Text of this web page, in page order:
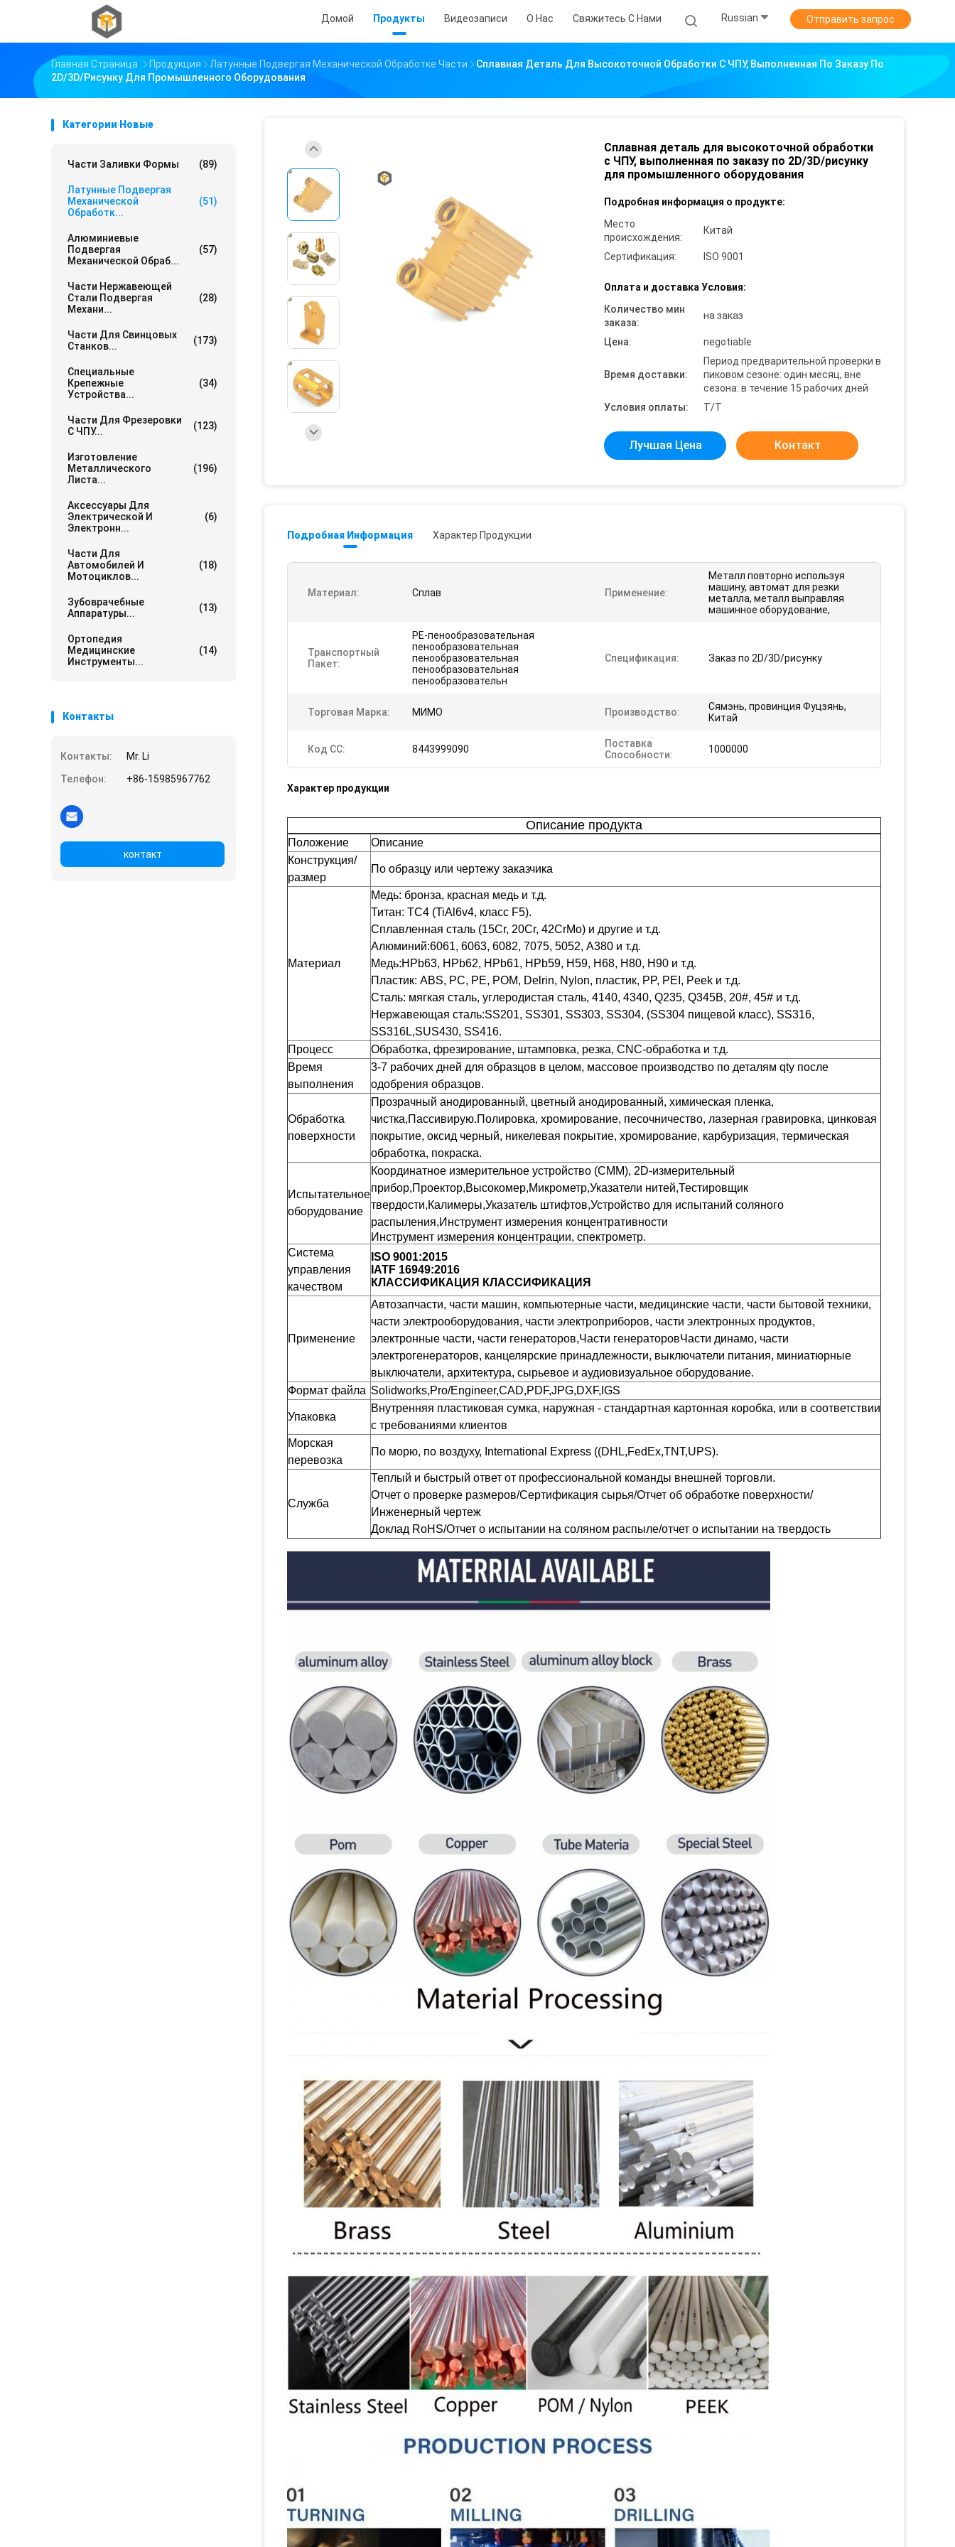
Домой Продукты Видеозаписи О Нас Свяжитесь С Нами Russian Отправить запрос
Главная Страница Продукция Латунные Подвергая Механической Обработке Части
Сплавная Деталь Для Высокоточной Обработки С ЧПУ, Выполненная По Заказу По
2D/3D/рисунку Для Промышленного Оборудования
Категории Новые
Части Заливки Формы (89)
Латунные Подвергая
Механической
Обработк...
(51)
Алюминиевые
Подвергая
Механической Обраб...
(57)
Части Нержавеющей
Стали Подвергая
Механи...
(28)
Части Для Свинцовых
Станков...
(173)
Специальные
Крепежные
Устройства...
(34)
Части Для Фрезеровки
С ЧПУ...
(123)
Изготовление
Металлического
Листа...
(196)
Аксессуары Для
Электрической И
Электронн...
(6)
Части Для
Автомобилей И
Мотоциклов...
(18)
Зубоврачебные
Аппаратуры...
(13)
Ортопедия
Медицинские
Инструменты...
(14)
Контакты
Контакты:
Mr. Li
Телефон:
+86-15985967762
контакт
Сплавная деталь для высокоточной обработки
с ЧПУ, выполненная по заказу по 2D/3D/рисунку
для промышленного оборудования
Подробная информация о продукте:
Место
происхождения:
Китай
Сертификация: ISO 9001
Оплата и доставка Условия:
Количество мин
заказа:
на заказ
Цена: negotiable
Время доставки:
Период предварительной проверки в
пиковом сезоне: один месяц, вне
сезона: в течение 15 рабочих дней
Условия оплаты:
T/T
Лучшая Цена Контакт
Подробная Информация Характер Продукции
Материал: Сплав Применение:
Металл повторно используя
машину, автомат для резки
металла, металл выправляя
машинное оборудование,
Транспортный
Пакет:
PE-пенообразовательная
пенообразовательная
пенообразовательная
пенообразовательная
пенообразовательн
Спецификация: Заказ по 2D/3D/рисунку
Торговая Марка: МИМО Производство:
Сямэнь, провинция Фуцзянь,
Китай
Код СС: 8443999090
Поставка
Способности:
1000000
Характер продукции
Описание продукта
Положение
Описание
Конструкция/
размер
По образцу или чертежу заказчика
Материал
Медь: бронза, красная медь и т.д.
Титан: TC4 (TiAl6v4, класс F5).
Сплавленная сталь (15Cr, 20Cr, 42CrMo) и другие и т.д.
Алюминий:6061, 6063, 6082, 7075, 5052, A380 и т.д.
Медь:HPb63, HPb62, HPb61, HPb59, H59, H68, H80, H90 и т.д.
Пластик: ABS, PC, PE, POM, Delrin, Nylon, пластик, PP, PEI, Peek и т.д.
Сталь: мягкая сталь, углеродистая сталь, 4140, 4340, Q235, Q345B, 20#, 45# и т.д.
Нержавеющая сталь:SS201, SS301, SS303, SS304, (SS304 пищевой класс), SS316,
SS316L,SUS430, SS416.
Процесс
Обработка, фрезирование, штамповка, резка, CNC-обработка и т.д.
Время
выполнения
3-7 рабочих дней для образцов в целом, массовое производство по деталям qty после
одобрения образцов.
Обработка
поверхности
Прозрачный анодированный, цветный анодированный, химическая пленка,
чистка,Пассивирую.Полировка, хромирование, песочничество, лазерная гравировка, цинковая
покрытие, оксид черный, никелевая покрытие, хромирование, карбуризация, термическая
обработка, покраска.
Испытательное
оборудование
Координатное измерительное устройство (CMM), 2D-измерительный
прибор,Проектор,Высокомер,Микрометр,Указатели нитей,Тестировщик
твердости,Калимеры,Указатель штифтов,Устройство для испытаний соляного
распыления,Инструмент измерения концентративности
Инструмент измерения концентрации, спектрометр.
Система
управления
качеством
ISO 9001:2015
IATF 16949:2016
КЛАССИФИКАЦИЯ КЛАССИФИКАЦИЯ
Применение
Автозапчасти, части машин, компьютерные части, медицинские части, части бытовой техники,
части электрооборудования, части электроприборов, части электронных продуктов,
электронные части, части генераторов,Части генераторовЧасти динамо, части
электрогенераторов, канцелярские принадлежности, выключатели питания, миниатюрные
выключатели, архитектура, сырьевое и аудиовизуальное оборудование.
Формат файла Solidworks,Pro/Engineer,CAD,PDF,JPG,DXF,IGS
Упаковка
Внутренняя пластиковая сумка, наружная - стандартная картонная коробка, или в соответствии
с требованиями клиентов
Морская
перевозка
По морю, по воздуху, International Express ((DHL,FedEx,TNT,UPS).
Служба
Теплый и быстрый ответ от профессиональной команды внешней торговли.
Отчет о проверке размеров/Сертификация сырья/Отчет об обработке поверхности/
Инженерный чертеж
Доклад RoHS/Отчет о испытании на соляном распыле/отчет о испытании на твердость